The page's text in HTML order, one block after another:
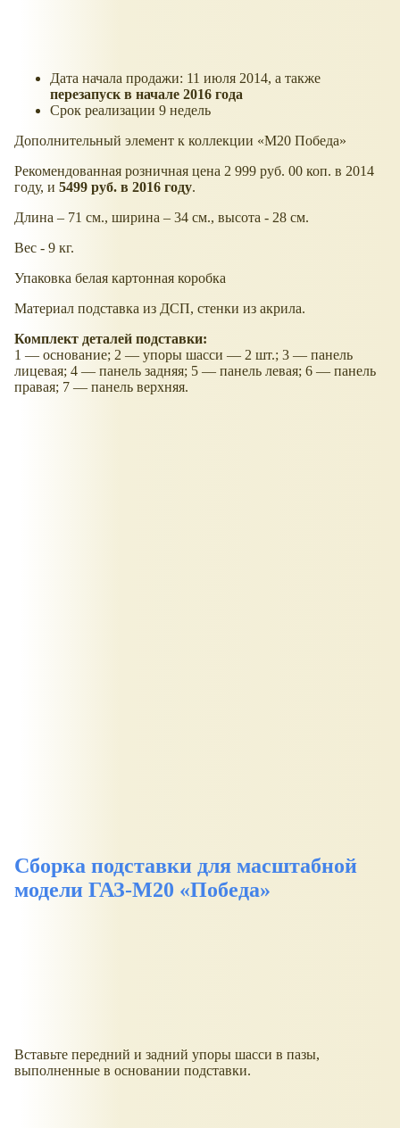
Дата начала продажи: 11 июля 2014, а также
перезапуск в начале 2016 года
Срок реализации 9 недель
Дополнительный элемент к коллекции
М20 Победа
Рекомендованная розничная цена 2 999 руб. 00 коп. в 2014
году, и 5499 руб. в 2016 году.
Длина – 71 см., ширина – 34 см., высота - 28 см.
Вес - 9 кг.
Упаковка белая картонная коробка
Материал подставка из ДСП, стенки из акрила.
Комплект деталей подставки:
1 — основание; 2 — упоры шасси — 2 шт.; 3 — панель
лицевая; 4 — панель задняя; 5 — панель левая; 6 — панель
правая; 7 — панель верхняя.
Сборка подставки для масштабной
модели ГАЗ-М20
Победа
Вставьте передний и задний упоры шасси в пазы,
выполненные в основании подставки.